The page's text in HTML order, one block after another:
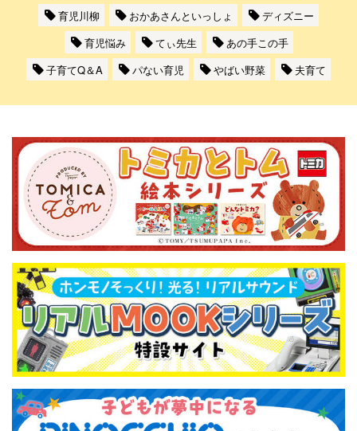
育児川柳
おかあさんといっしょ
ディズニー
育児悩み
てぃ先生
あの手この手
子育てQ＆A
パない育児 やばい野菜 夫育て